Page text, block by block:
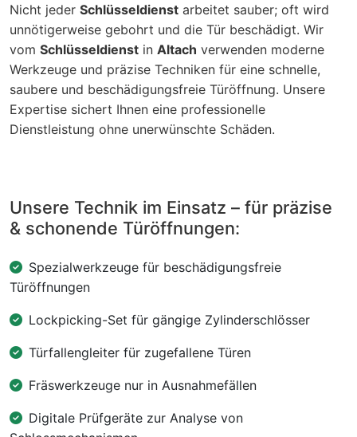
Nicht jeder Schlüsseldienst arbeitet sauber; oft wird
unnötigerweise gebohrt und die Tür beschädigt. Wir
vom Schlüsseldienst in Altach verwenden moderne
Werkzeuge und präzise Techniken für eine schnelle,
saubere und beschädigungsfreie Türöffnung. Unsere
Expertise sichert Ihnen eine professionelle
Dienstleistung ohne unerwünschte Schäden.
Unsere Technik im Einsatz – für präzise
& schonende Türöffnungen:
Spezialwerkzeuge für beschädigungsfreie
Türöffnungen
Lockpicking-Set für gängige Zylinderschlösser
Türfallengleiter für zugefallene Türen
Fräswerkzeuge nur in Ausnahmefällen
Digitale Prüfgeräte zur Analyse von